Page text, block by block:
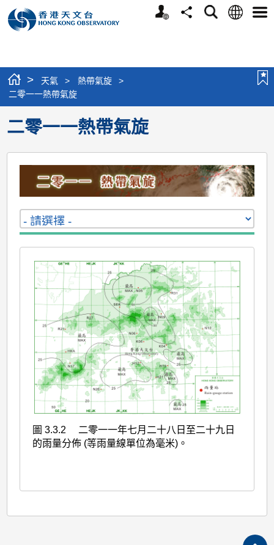
個
分
搜
語
選
> 天氣 > 熱帶氣旋
>
二零一一熱帶氣旋
二零一一熱帶氣旋
圖 3.3.2 二零一一年七月二十八日至二十九日
的雨量分佈 (等雨量線單位為毫米)。